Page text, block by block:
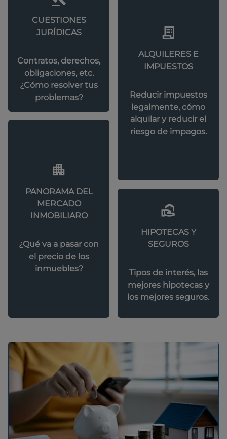
CUESTIONES
JURÍDICAS
Contratos, derechos,
obligaciones, etc.
¿Cómo resolver tus
problemas?
ALQUILERES E
IMPUESTOS
Reducir impuestos
legalmente, cómo
alquilar y reducir el
riesgo de impagos.
PANORAMA DEL
MERCADO
INMOBILIARO
¿Qué va a pasar con
el precio de los
inmuebles?
HIPOTECAS Y
SEGUROS
Tipos de interés, las
mejores hipotecas y
los mejores seguros.